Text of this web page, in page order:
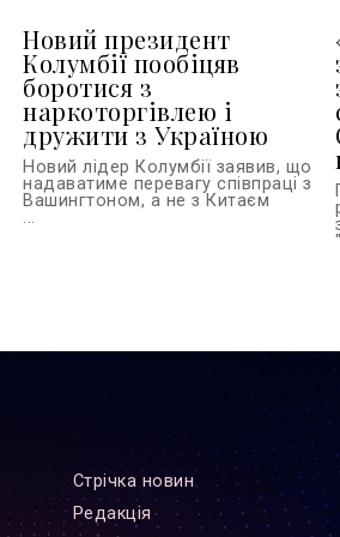
Новий президент
Колумбії пообіцяв
боротися з
наркоторгівлею і
дружити з Україною
Новий лідер Колумбії заявив, що
надаватиме перевагу співпраці з
Вашингтоном, а не з Китаєм
...
Стрiчка новин
Редакцiя